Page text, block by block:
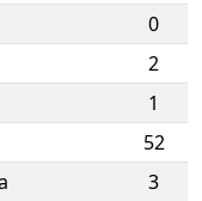
0
2
1
52
3